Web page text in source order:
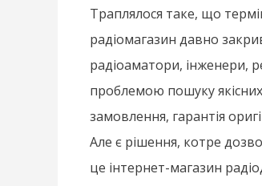
Траплялося таке, що
радіомагазин давно
радіоаматори, інженери,
проблемою пошуку
замовлення, гарантія
Але є рішення, котре
це інтернет-магазин